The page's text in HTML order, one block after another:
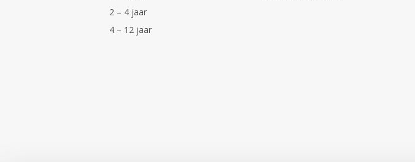
2 – 4 jaar
4 – 12 jaar